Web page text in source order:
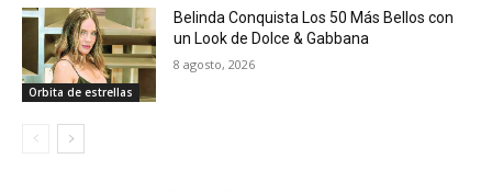
Orbita de estrellas
Belinda Conquista Los 50 Más Bellos con
un Look de Dolce & Gabbana
8 agosto, 2026